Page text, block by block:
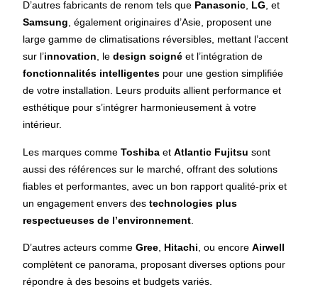
D’autres fabricants de renom tels que Panasonic, LG, et
Samsung, également originaires d’Asie, proposent une
large gamme de climatisations réversibles, mettant l’accent
sur l’innovation, ledesign soigné et l’intégration de
fonctionnalités intelligentes pour une gestion simplifiée
de votre installation. Leurs produits allient performance et
esthétique pour s’intégrer harmonieusement à votre
intérieur.
Les marques commeToshiba etAtlantic Fujitsu sont
aussi des références sur le marché, offrant des solutions
fiables et performantes, avec un bon rapport qualité-prix et
un engagement envers destechnologies plus
respectueuses de l’environnement
D’autres acteurs commeGree Hitachi , ou encoreAirwell
complètent ce panorama, proposant diverses options pour
répondre à des besoins et budgets variés.